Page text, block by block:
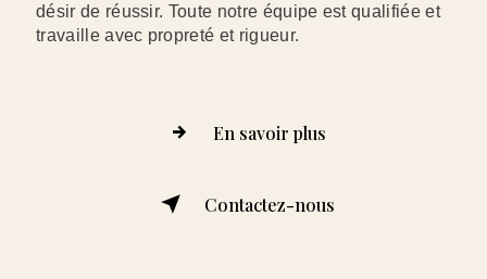
désir de réussir. Toute notre équipe est qualifiée et
travaille avec propreté et rigueur.
En savoir plus
Contactez-nous